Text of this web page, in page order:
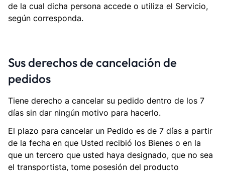
de la cual dicha persona accede o utiliza el Servicio,
según corresponda.
Sus derechos de cancelación de
pedidos
Tiene derecho a cancelar su pedido dentro de los 7
días sin dar ningún motivo para hacerlo.
El plazo para cancelar un Pedido es de 7 días a partir
de la fecha en que Usted recibió los Bienes o en la
que un tercero que usted haya designado, que no sea
el transportista, tome posesión del producto